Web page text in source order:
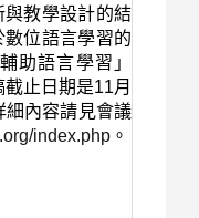
教學設計的結
位語言學習的
助語言學習」
截止日期是11月
細內容請見會議
index.php 。